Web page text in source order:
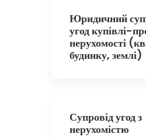
Юридичний
угод купівлі-
нерухомості
будинку, землі)
Супровід угод з
нерухомістю